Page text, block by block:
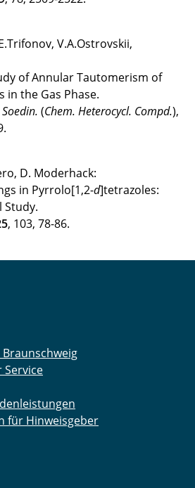
V.A.Ostrovskii,
of Annular Tautomerism of
in the Gas Phase.
(Chem. Heterocycl. Compd.),
D. Moderhack:
in Pyrrolo[1,2-d]tetrazoles:
Study.
, 103, 78-86.
Service
für Hinweisgeber